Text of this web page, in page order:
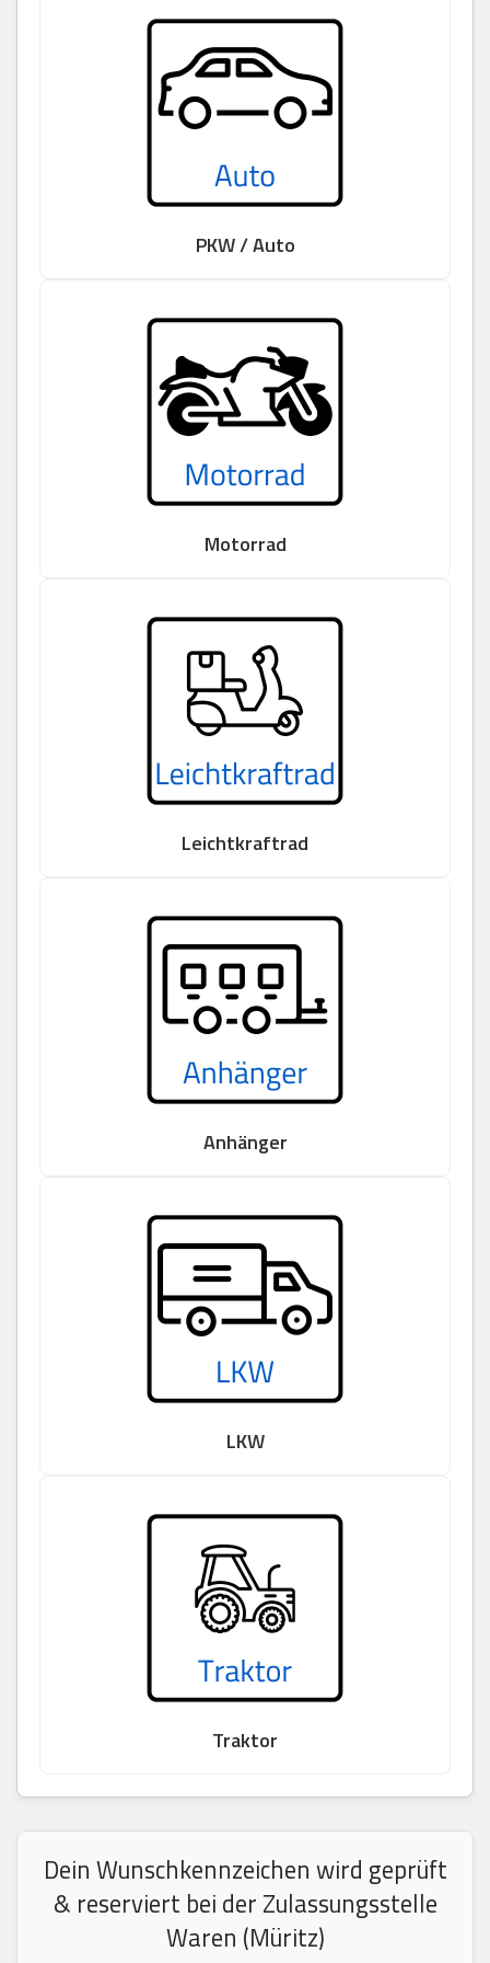
PKW / Auto
Motorrad
Leichtkraftrad
Anhänger
LKW
Traktor
Dein Wunschkennzeichen wird geprüft
& reserviert bei der Zulassungsstelle
Waren (Müritz)